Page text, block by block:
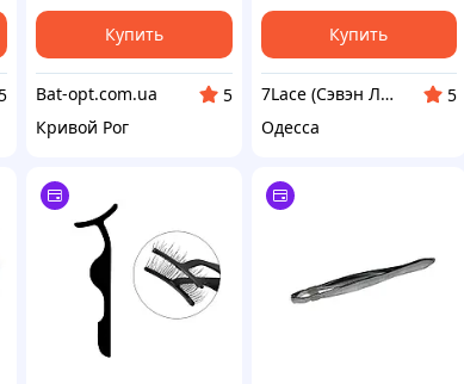
Купить
Bat-opt.com.ua
5
Кривой Рог
Купить
7Lace (Сэвэн Лэйс)
5
Одесса